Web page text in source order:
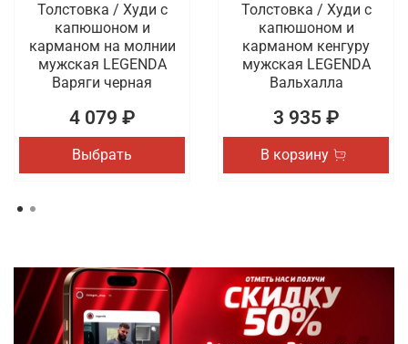
Толстовка / Худи с
капюшоном и
карманом на молнии
мужская LEGENDA
Варяги черная
4 079 ₽
Выбрать
Толстовка / Худи с
капюшоном и
карманом кенгуру
мужская LEGENDA
Вальхалла
3 935 ₽
В корзину